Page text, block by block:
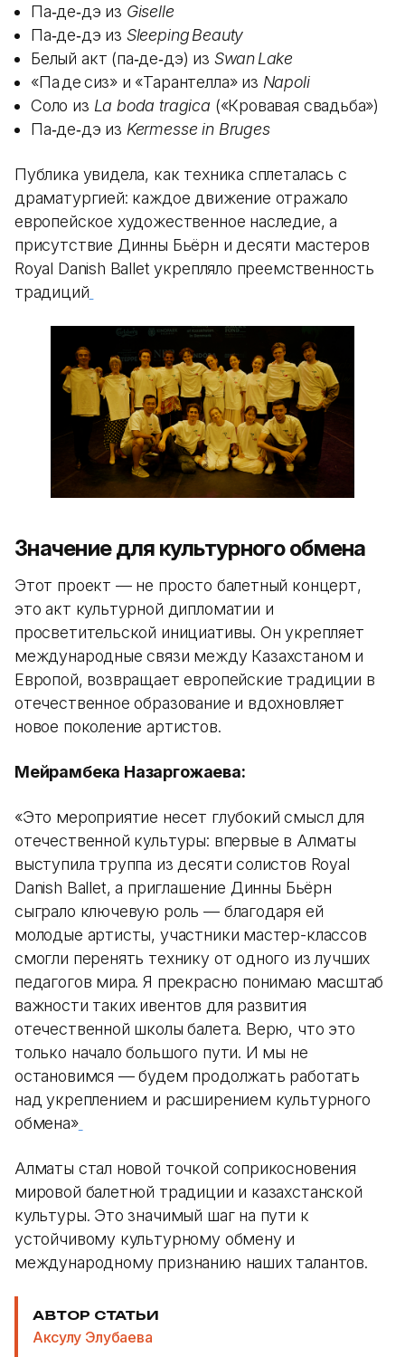
Па‑де‑дэ из Giselle
Па‑де‑дэ из Sleeping Beauty
Белый акт (па‑де‑дэ) из Swan Lake
«Па де сиз» и «Тарантелла» из Napoli
Соло из La boda tragica («Кровавая свадьба»)
Па‑де‑дэ из Kermesse in Bruges
Публика увидела, как техника сплеталась с
драматургией: каждое движение отражало
европейское художественное наследие, а
присутствие Динны Бьёрн и десяти мастеров
Royal Danish Ballet укрепляло преемственность
традиций
Значение для культурного обмена
Этот проект — не просто балетный концерт,
это акт культурной дипломатии и
просветительской инициативы. Он укрепляет
международные связи между Казахстаном и
Европой, возвращает европейские традиции в
отечественное образование и вдохновляет
новое поколение артистов.
Мейрамбека Назаргожаева:
«Это мероприятие несет глубокий смысл для
отечественной культуры: впервые в Алматы
выступила труппа из десяти солистов Royal
Danish Ballet, а приглашение Динны Бьёрн
сыграло ключевую роль — благодаря ей
молодые артисты, участники мастер-классов
смогли перенять технику от одного из лучших
педагогов мира. Я прекрасно понимаю масштаб
важности таких ивентов для развития
отечественной школы балета. Верю, что это
только начало большого пути. И мы не
остановимся — будем продолжать работать
над укреплением и расширением культурного
обмена»
Алматы стал новой точкой соприкосновения
мировой балетной традиции и казахстанской
культуры. Это значимый шаг на пути к
устойчивому культурному обмену и
международному признанию наших талантов.
АВТОР СТАТЬИ
Аксулу Элубаева